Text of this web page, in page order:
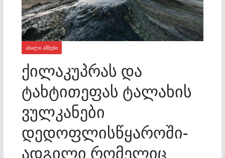
ᲐᲮᲐᲚᲘ ᲐᲛᲑᲔᲑᲘ
ქილაკუპრას და
ტახტითეფას ტალახის
ვულკანები
დედოფლისწყაროში-
ადგილი რომელიც